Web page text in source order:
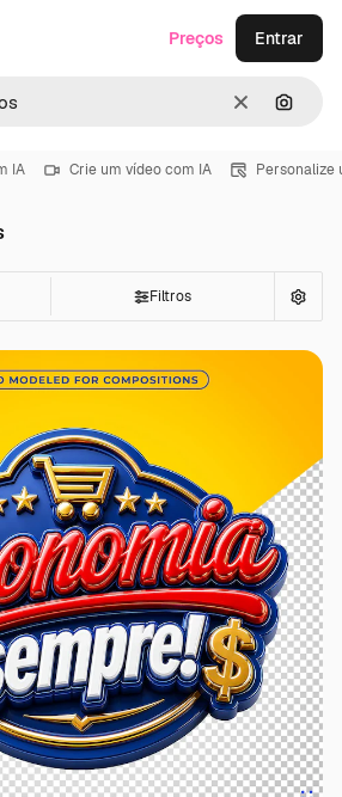
Limpar
Preços Entrar
IA Crie um vídeo com IA Personalize
Filtros